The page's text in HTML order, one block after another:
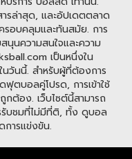
ารล่าสุด, และอัปเดตตลาด
รอบคลุมและทันสมัย. การ
นุนความสนใจและความ
เป็นหนึ่งใน
นนี้. สำหรับผู้ที่ต้องการ
ฟุตบอลคู่โปรด, การเข้าใช้
ต้อง. เว็บไซต์นี้สามารถ
รับชมที่ไม่มีที่ติ, ทั้ง ดูบอล
ารแข่งขัน.